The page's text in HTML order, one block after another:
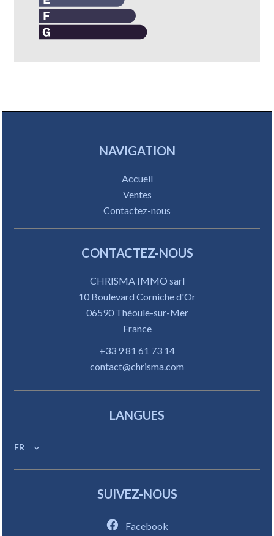
NAVIGATION
Accueil
Ventes
Contactez-nous
CONTACTEZ-NOUS
CHRISMA IMMO sarl
10 Boulevard Corniche d'Or
06590Théoule-sur-Mer
France
+33 9 81 61 73 14
contact@chrisma.com
LANGUES
FR
SUIVEZ-NOUS
Facebook